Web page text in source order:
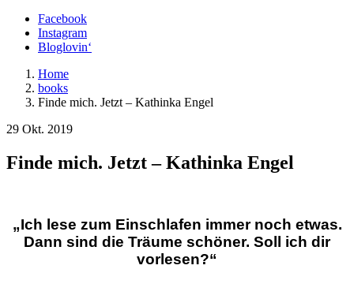
Facebook
Instagram
Bloglovin‘
Home
books
Finde mich. Jetzt – Kathinka Engel
29 Okt. 2019
Finde mich. Jetzt – Kathinka Engel
„Ich lese zum Einschlafen immer noch etwas.
Dann sind die Träume schöner. Soll ich dir
vorlesen?“